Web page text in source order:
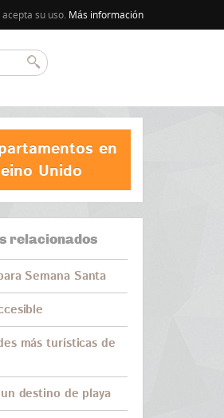
su uso. Más información
en
Unido
relacionados
Semana Santa
más turísticas de
destino de playa